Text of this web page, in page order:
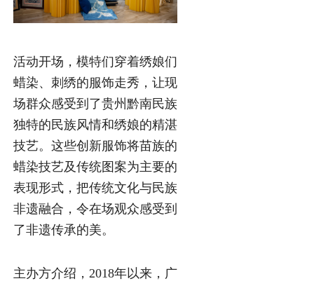
活动开场，模特们穿着绣娘们
蜡染、刺绣的服饰走秀，让现
场群众感受到了贵州黔南民族
独特的民族风情和绣娘的精湛
技艺。这些创新服饰将苗族的
蜡染技艺及传统图案为主要的
表现形式，把传统文化与民族
非遗融合，令在场观众感受到
了非遗传承的美。
主办方介绍，2018年以来，广